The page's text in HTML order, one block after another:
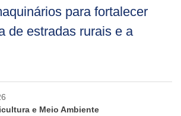
para fortalecer
de estradas rurais e a
e Meio Ambiente